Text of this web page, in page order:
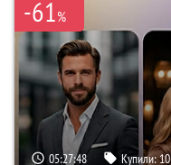
-61%
05:27:47 Купили:10